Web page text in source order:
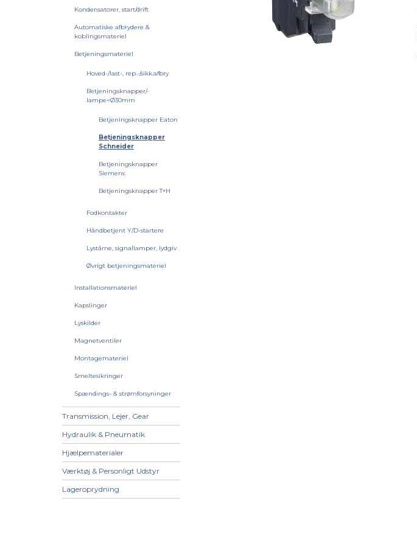
Kondensatorer, start/drift
Automatiske afbrydere &
koblingsmateriel
Betjeningsmateriel
Hoved-/last-, rep.-/sikk.afbry
Betjeningsknapper/-
lampe<Ø30mm
Betjeningsknapper Eaton
Betjeningsknapper
Schneider
Betjeningsknapper
Siemens
Betjeningsknapper T+H
Fodkontakter
Håndbetjent Y/D-startere
Lystårne, signallamper, lydgiv
Øvrigt betjeningsmateriel
Installationsmateriel
Kapslinger
Lyskilder
Magnetventiler
Montagemateriel
Smeltesikringer
Spændings- & strømforsyninger
Transmission, Lejer, Gear
Hydraulik & Pneumatik
Hjælpematerialer
Værktøj & Personligt Udstyr
Lageroprydning